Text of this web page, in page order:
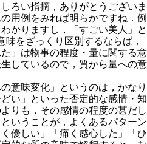
ろい指摘，ありがとうござい
用例をみれば明らかですね．
かりますし，「すごい美人」
味をざっくり区別するならば
」は物事の程度・量に関する
しているので，質から量への
意味変化」というのは，かな
い」といった否定的な感情・
りも，その感情の程度の甚だ
いうことが，よくあるパター
優しい」「痛く感心した」「